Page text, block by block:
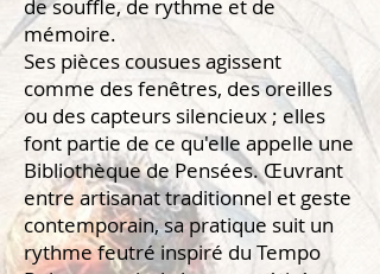
de souffle, de rythme et de
mémoire.
Ses pièces cousues agissent
comme des fenêtres, des oreilles
ou des capteurs silencieux ; elles
font partie de ce qu'elle appelle une
Bibliothèque de Pensées. Œuvrant
entre artisanat traditionnel et geste
contemporain, sa pratique suit un
rythme feutré inspiré du Tempo